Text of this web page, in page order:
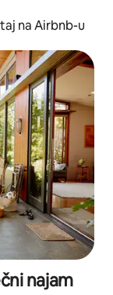
na Airbnb-u
najam